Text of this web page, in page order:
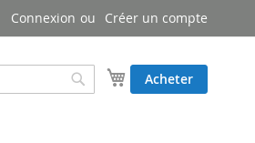
Connexion Créer un compte
Mon panier
Acheter
Rechercher